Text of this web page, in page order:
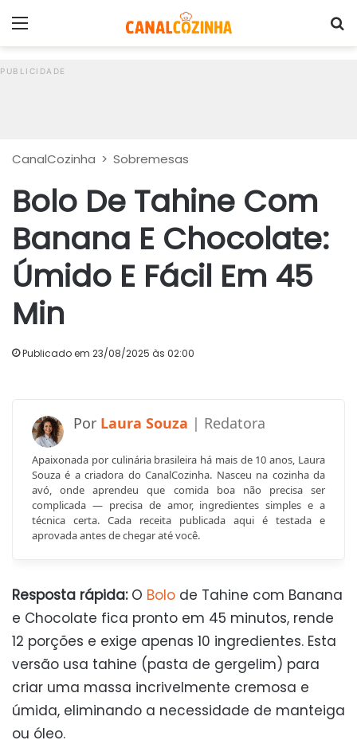
CanalCozinha > Sobremesas
Bolo De Tahine Com
Banana E Chocolate:
Úmido E Fácil Em 45
Min
Publicado em 23/08/2025 às 02:00
Laura Souza
Apaixonada por culinária brasileira há mais de 10 anos, Laura
Souza é a criadora do CanalCozinha. Nasceu na cozinha da
avó, onde aprendeu que comida boa não precisa ser
complicada — precisa de amor, ingredientes simples e a
técnica certa. Cada receita publicada aqui é testada e
aprovada antes de chegar até você.
Resposta rápida:O Bolo de Tahine com Banana
e Chocolate fica pronto em 45 minutos, rende
12 porções e exige apenas 10 ingredientes. Esta
versão usa tahine (pasta de gergelim) para
criar uma massa incrivelmente cremosa e
úmida, eliminando a necessidade de manteiga
ou óleo.